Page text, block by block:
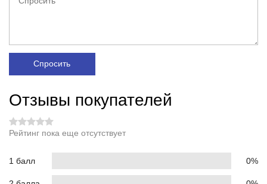
Спросить
Отзывы покупателей
Рейтинг пока еще отсутствует
1 балл 0%